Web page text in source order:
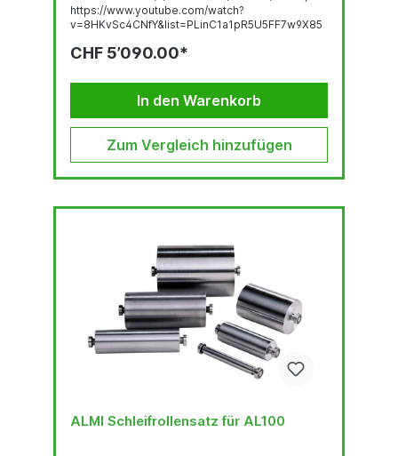
https://www.youtube.com/watch?
v=8HKvSc4CNfY&list=PLinC1a1pR5U5FF7w9X85
CHF 5’090.00*
In den Warenkorb
Zum Vergleich hinzufügen
ALMI Schleifrollensatz für AL100